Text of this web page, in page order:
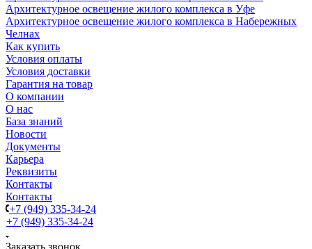
Архитектурное освещение жилого комплекса в Уфе
Архитектурное освещение жилого комплекса в Набережных
Челнах
Как купить
Условия оплаты
Условия доставки
Гарантия на товар
О компании
О нас
База знаний
Новости
Документы
Карьера
Реквизиты
Контакты
Контакты
+7 (949) 335-34-24
+7 (949) 335-34-24
Заказать звонок